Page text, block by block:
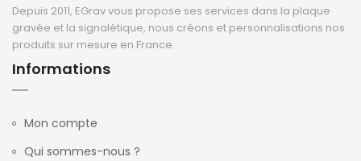
Depuis 2011, EGrav vous propose ses services dans la plaque
gravée et la signalétique, nous créons et personnalisations nos
produits sur mesure en France.
Informations
Mon compte
Qui sommes-nous ?